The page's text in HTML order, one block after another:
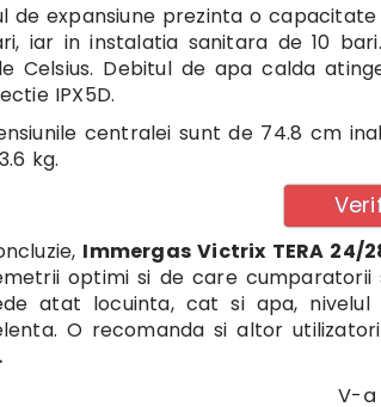
de expansiune prezinta o
iar in instalatia sanitara de 10
Celsius. Debitul de apa calda
IPX5D.
centralei sunt de 74.8 cm
kg.
Immergas Victrix TERA 24/
optimi si de care
atat locuinta, cat si apa,
O recomanda si altor
V-a